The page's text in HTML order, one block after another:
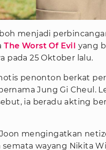
menjadi
The Worst Of Evil
yang
pada 25 Oktober lalu.
penonton berkat
Jung Gi Cheul.
ia beradu akting
mengingatkan
wayang Nikita